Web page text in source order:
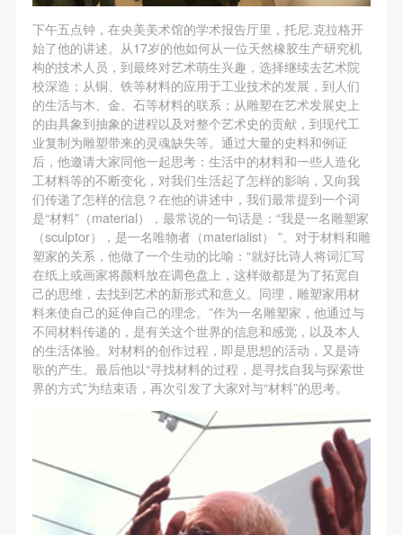
下午五点钟，在央美美术馆的学术报告厅里，托尼.克拉格开
始了他的讲述。从17岁的他如何从一位天然橡胶生产研究机
构的技术人员，到最终对艺术萌生兴趣，选择继续去艺术院
校深造；从铜、铁等材料的应用于工业技术的发展，到人们
的生活与木、金、石等材料的联系；从雕塑在艺术发展史上
的由具象到抽象的进程以及对整个艺术史的贡献，到现代工
业复制为雕塑带来的灵魂缺失等。通过大量的史料和例证
后，他邀请大家同他一起思考：生活中的材料和一些人造化
工材料等的不断变化，对我们生活起了怎样的影响，又向我
们传递了怎样的信息？在他的讲述中，我们最常提到一个词
是“材料”（material），最常说的一句话是：“我是一名雕塑家
（sculptor），是一名唯物者（materialist） ”。对于材料和雕
塑家的关系，他做了一个生动的比喻：“就好比诗人将词汇写
在纸上或画家将颜料放在调色盘上，这样做都是为了拓宽自
己的思维，去找到艺术的新形式和意义。同理，雕塑家用材
料来使自己的延伸自己的理念。”作为一名雕塑家，他通过与
不同材料传递的，是有关这个世界的信息和感觉，以及本人
的生活体验。对材料的创作过程，即是思想的活动，又是诗
歌的产生。最后他以“寻找材料的过程，是寻找自我与探索世
界的方式”为结束语，再次引发了大家对与“材料”的思考。
单位，其开展的公共教育活动以学术性和公益性为
主。
（3）、乙方为甲方拍摄中央美术学院公共教育部所
有公教活动。
二、拍摄内容、使用形式、使用地域范围
（1）、拍摄内容 乙方拍摄的带有甲方肖像的作品内
容包括：①中央美术学院美术馆②中央美术学院校园
内○3由中央美术学院公共教育部策划或执行的一切活
动。
（2）、使用形式 用于中央美术学院图书出版、销售
附带光盘及宣传资料。
（3）、使用地域范围
适用地域范围包括国内和国外。
使用肖像的媒介限于不损害甲方肖像权的任何媒介
（如杂志、网络等）。
三、肖像权使用期限
带有甲方肖像作品的拍摄费用由乙方承担。
乙方于拍摄完带有甲方肖像的作品无需支付甲方任何
费用。
单位，其开展的公共教育活动以学术性和公益性为
主。
（3）、乙方为甲方拍摄中央美术学院公共教育部所
有公教活动。
二、拍摄内容、使用形式、使用地域范围
（1）、拍摄内容 乙方拍摄的带有甲方肖像的作品内
容包括：①中央美术学院美术馆②中央美术学院校园
内○3由中央美术学院公共教育部策划或执行的一切活
动。
（2）、使用形式 用于中央美术学院图书出版、销售
附带光盘及宣传资料。
（3）、使用地域范围
适用地域范围包括国内和国外。
使用肖像的媒介限于不损害甲方肖像权的任何媒介
（如杂志、网络等）。
三、肖像权使用期限
带有甲方肖像作品的拍摄费用由乙方承担。
乙方于拍摄完带有甲方肖像的作品无需支付甲方任何
费用。
单位，其开展的公共教育活动以学术性和公益性为
主。
（3）、乙方为甲方拍摄中央美术学院公共教育部所
有公教活动。
二、拍摄内容、使用形式、使用地域范围
（1）、拍摄内容 乙方拍摄的带有甲方肖像的作品内
容包括：①中央美术学院美术馆②中央美术学院校园
内○3由中央美术学院公共教育部策划或执行的一切活
动。
（2）、使用形式 用于中央美术学院图书出版、销售
附带光盘及宣传资料。
（3）、使用地域范围
适用地域范围包括国内和国外。
使用肖像的媒介限于不损害甲方肖像权的任何媒介
（如杂志、网络等）。
三、肖像权使用期限
带有甲方肖像作品的拍摄费用由乙方承担。
乙方于拍摄完带有甲方肖像的作品无需支付甲方任何
费用。